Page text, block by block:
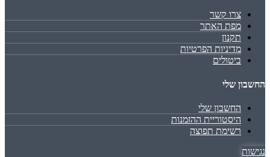
צרו קשר
מפת האתר
תקנון
מדיניות הפרטיות
ביטולים
החשבון שלי
החשבון שלי
היסטוריית ההזמנות
רשימת תפוצה
נגישות